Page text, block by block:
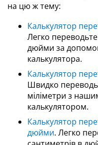
на цю ж тему:
Калькулятор
Легко
дюйми за
калькулятора.
Калькулятор
Швидко
міліметри з
калькулятором.
Калькулятор
дюйми. Легко